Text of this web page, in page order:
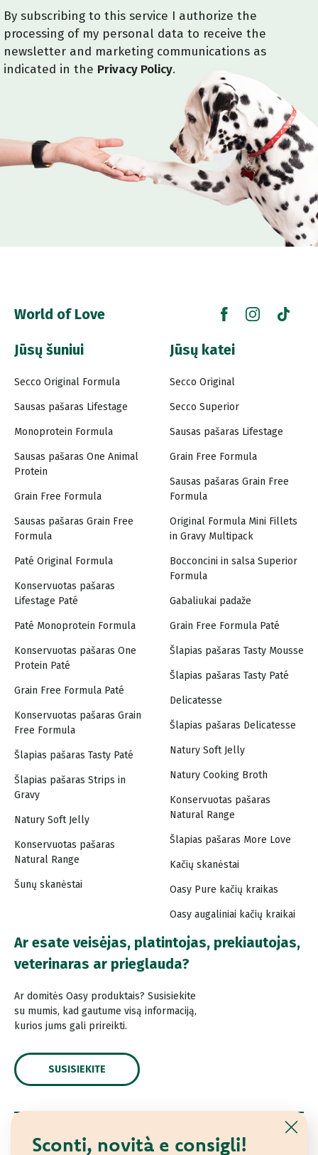
Sconti, novità e consigli!
By subscribing to this service I authorize the
processing of my personal data to receive the
newsletter and marketing communications as
indicated in the Privacy Policy.
World of Love
Jūsų šuniui
Secco Original Formula
Sausas pašaras Lifestage
Monoprotein Formula
Sausas pašaras One Animal
Protein
Grain Free Formula
Sausas pašaras Grain Free
Formula
Paté Original Formula
Konservuotas pašaras
Lifestage Paté
Paté Monoprotein Formula
Konservuotas pašaras One
Protein Paté
Grain Free Formula Paté
Konservuotas pašaras Grain
Free Formula
Šlapias pašaras Tasty Paté
Šlapias pašaras Strips in
Gravy
Natury Soft Jelly
Konservuotas pašaras
Natural Range
Šunų skanėstai
Jūsų katei
Secco Original
Secco Superior
Sausas pašaras Lifestage
Grain Free Formula
Sausas pašaras Grain Free
Formula
Original Formula Mini Fillets
in Gravy Multipack
Bocconcini in salsa Superior
Formula
Gabaliukai padaže
Grain Free Formula Paté
Šlapias pašaras Tasty Mousse
Šlapias pašaras Tasty Paté
Delicatesse
Šlapias pašaras Delicatesse
Natury Soft Jelly
Natury Cooking Broth
Konservuotas pašaras
Natural Range
Šlapias pašaras More Love
Kačių skanėstai
Oasy Pure kačių kraikas
Oasy augaliniai kačių kraikai
Ar esate veisėjas, platintojas, prekiautojas,
veterinaras ar prieglauda?
Ar domitės Oasy produktais? Susisiekite
su mumis, kad gautume visą informaciją,
kurios jums gali prireikti.
SUSISIEKITE
© 2021 Oasy. Visos teisės saugomos.